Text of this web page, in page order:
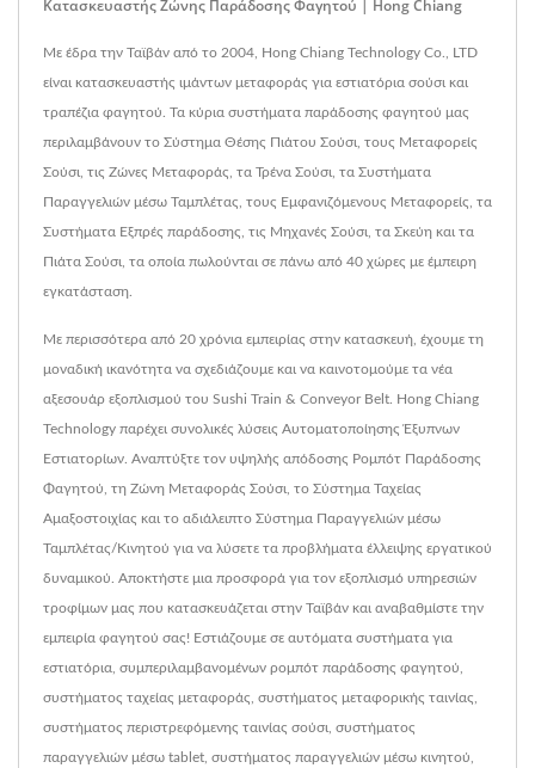
Κατασκευαστής Ζώνης Παράδοσης Φαγητού | Hong Chiang
Με έδρα την Ταϊβάν από το 2004, Hong Chiang Technology Co., LTD
είναι κατασκευαστής ιμάντων μεταφοράς για εστιατόρια σούσι και
τραπέζια φαγητού. Τα κύρια συστήματα παράδοσης φαγητού μας
περιλαμβάνουν το Σύστημα Θέσης Πιάτου Σούσι, τους Μεταφορείς
Σούσι, τις Ζώνες Μεταφοράς, τα Τρένα Σούσι, τα Συστήματα
Παραγγελιών μέσω Ταμπλέτας, τους Εμφανιζόμενους Μεταφορείς, τα
Συστήματα Εξπρές παράδοσης, τις Μηχανές Σούσι, τα Σκεύη και τα
Πιάτα Σούσι, τα οποία πωλούνται σε πάνω από 40 χώρες με έμπειρη
εγκατάσταση.
Με περισσότερα από 20 χρόνια εμπειρίας στην κατασκευή, έχουμε τη
μοναδική ικανότητα να σχεδιάζουμε και να καινοτομούμε τα νέα
αξεσουάρ εξοπλισμού του Sushi Train & Conveyor Belt. Hong Chiang
Technology παρέχει συνολικές λύσεις Αυτοματοποίησης Έξυπνων
Εστιατορίων. Αναπτύξτε τον υψηλής απόδοσης Ρομπότ Παράδοσης
Φαγητού, τη Ζώνη Μεταφοράς Σούσι, το Σύστημα Ταχείας
Αμαξοστοιχίας και το αδιάλειπτο Σύστημα Παραγγελιών μέσω
Ταμπλέτας/Κινητού για να λύσετε τα προβλήματα έλλειψης εργατικού
δυναμικού. Αποκτήστε μια προσφορά για τον εξοπλισμό υπηρεσιών
τροφίμων μας που κατασκευάζεται στην Ταϊβάν και αναβαθμίστε την
εμπειρία φαγητού σας! Εστιάζουμε σε αυτόματα συστήματα για
εστιατόρια, συμπεριλαμβανομένων ρομπότ παράδοσης φαγητού,
συστήματος ταχείας μεταφοράς, συστήματος μεταφορικής ταινίας,
συστήματος περιστρεφόμενης ταινίας σούσι, συστήματος
παραγγελιών μέσω tablet, συστήματος παραγγελιών μέσω κινητού,